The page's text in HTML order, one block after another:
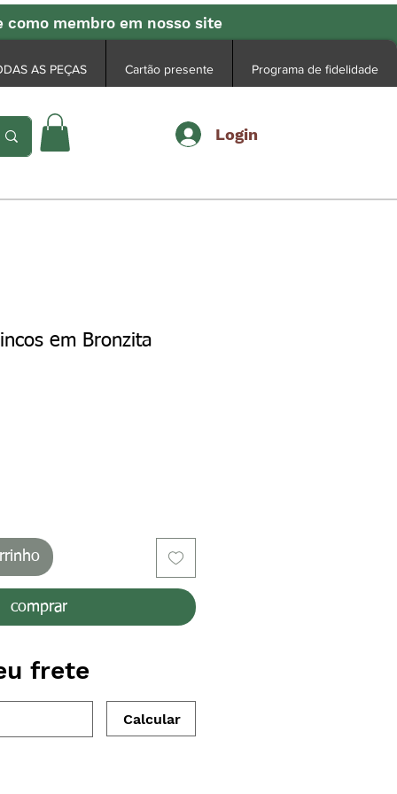
membro em nosso site
AS PEÇAS Cartão presente Programa de fidelidade
Login
em Bronzita
comprar
frete
Calcular